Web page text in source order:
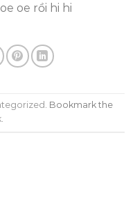
oe rồi hi hi
. Bookmark the
.